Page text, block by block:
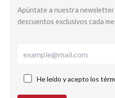
Apúntate a nuestra
descuentos exclusivos cada
He leído y acepto los